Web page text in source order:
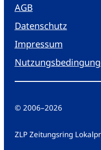
AGB
Datenschutz
Impressum
© 2006–2026
ZLP Zeitungsring